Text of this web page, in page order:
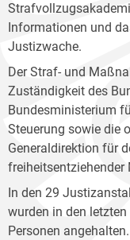
Informationen und
Justizwache.
Der Straf- und
Zuständigkeit des
Bundesministerium
Steuerung sowie die
Generaldirektion für
In den 29
wurden in den
Personen